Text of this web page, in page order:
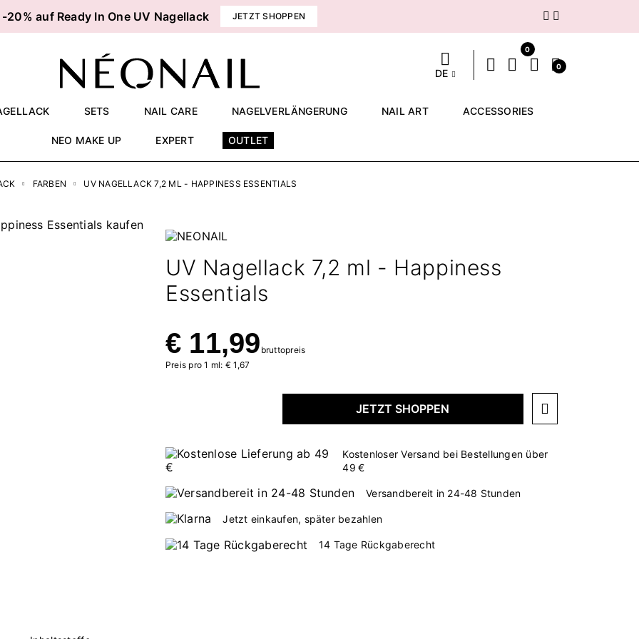
-20% auf Ready In One UV Nagellack JETZT SHOPPEN Weiter
DE
0
0
SETS NAIL CARE NAGELVERLÄNGERUNG NAIL ART ACCESSORIES
NEO MAKE UP EXPERT OUTLET
FARBEN UV NAGELLACK 7,2 ML - HAPPINESS ESSENTIALS
UV Nagellack 7,2 ml - Happiness
Essentials
€ 11,99 bruttopreis
Preis pro 1 ml: € 1,67
JETZT SHOPPEN
Kostenloser Versand bei Bestellungen über
49 €
Versandbereit in 24-48 Stunden
Jetzt einkaufen, später bezahlen
14 Tage Rückgaberecht